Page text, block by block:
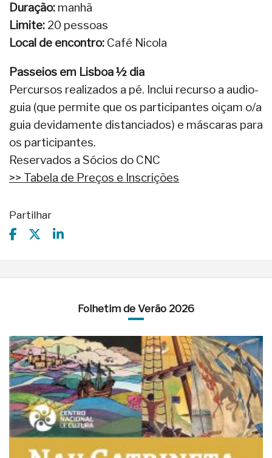
Duração: manhã
Limite: 20 pessoas
Local de encontro: Café Nicola
Passeios em Lisboa ½ dia
Percursos realizados a pé. Inclui recurso a audio-
guia (que permite que os participantes oiçam o/a
guia devidamente distanciados) e máscaras para
os participantes.
Reservados a Sócios do CNC
>> Tabela de Preços e Inscrições
Partilhar
Folhetim de Verão 2026